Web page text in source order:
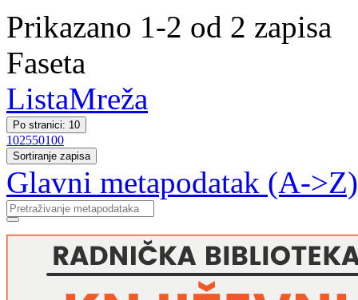
Prikazano 1-2 od 2 zapisa
Faseta
ListaMreža
Po stranici: 10
102550100
Sortiranje zapisa
Glavni metapodatak (A->Z)